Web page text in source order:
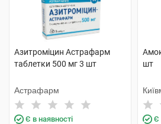
Азитроміцин Астрафарм
таблетки 500 мг 3 шт
Астрафарм
Є в наявності
шт
Є